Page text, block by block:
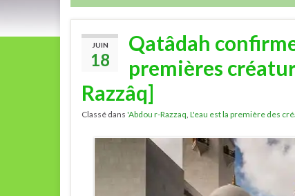
JUIN
18
Qatâdah
premières
Razzâq]
Classé dans 'Abdou r-Razzaq, L'eau est la première des